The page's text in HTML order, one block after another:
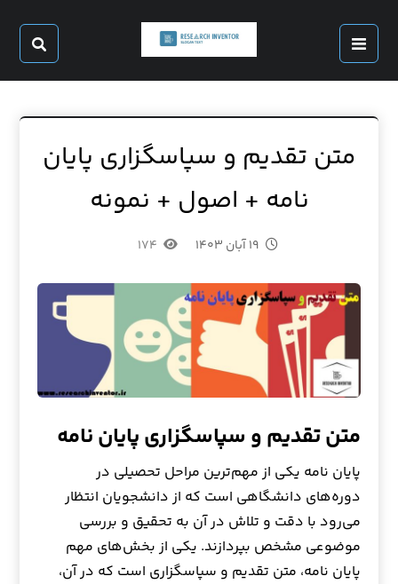
متن تقدیم و سپاسگزاری پایان
نامه + اصول + نمونه
۱۹ آبان ۱۴۰۳ ۱۷۴
متن تقدیم و سپاسگزاری پایان نامه
پایان نامه یکی از مهم‌ترین مراحل تحصیلی در
دوره‌های دانشگاهی است که از دانشجویان انتظار
می‌رود با دقت و تلاش در آن به تحقیق و بررسی
موضوعی مشخص بپردازند. یکی از بخش‌های مهم
پایان نامه، متن تقدیم و سپاسگزاری است که در آن،